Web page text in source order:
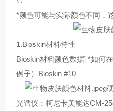
*颜色可能与实际颜色不同，
1.Bioskin材料特性
Bioskin材料颜色数据] *如何
例子）Bioskin #10
光谱仪：柯尼卡美能达CM-